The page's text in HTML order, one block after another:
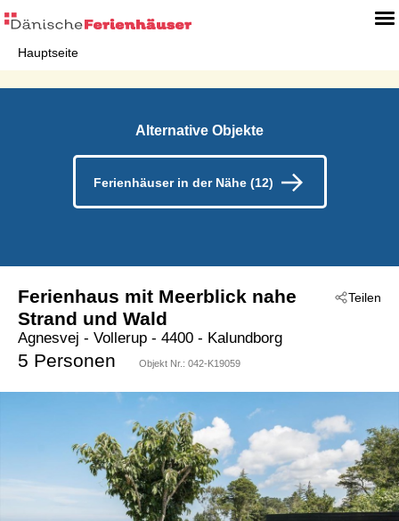
Hauptseite
Alternative Objekte
Ferienhäuser in der Nähe (12)
Teilen
Ferienhaus mit Meerblick nahe
Strand und Wald
Agnesvej - Vollerup - 4400 - Kalundborg
5 Personen Objekt Nr.: 042-K19059